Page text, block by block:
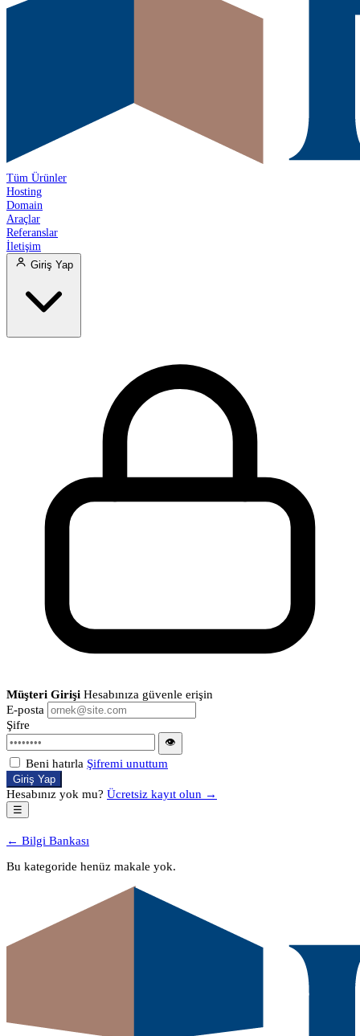
Tüm Ürünler
Hosting
Domain
Araçlar
Referanslar
İletişim
Giriş Yap
Müşteri Girişi Hesabınıza güvenle erişin
E-posta
Şifre
👁
Beni hatırla Şifremi unuttum
Giriş Yap
Hesabınız yok mu? Ücretsiz kayıt olun →
☰
← Bilgi Bankası
Bu kategoride henüz makale yok.